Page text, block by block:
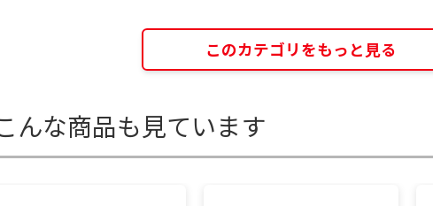
このカテゴリをもっと見る
んな商品も見ています